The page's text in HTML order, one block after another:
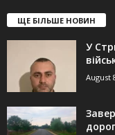
ЩЕ БІЛЬШЕ НОВИН
У
August